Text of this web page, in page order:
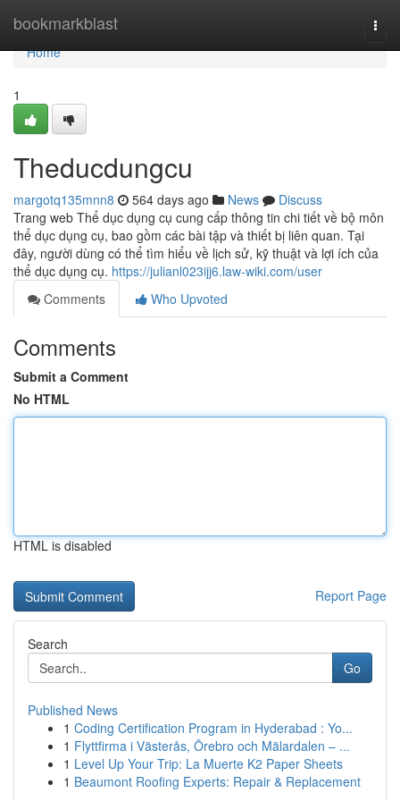
bookmarkblast
Home
Home
1
Theducdungcu
margotq135mnn8 564 days ago News
Discuss
Trang web Thể dục dụng cụ cung cấp thông tin chi tiết về bộ môn
thể dục dụng cụ, bao gồm các bài tập và thiết bị liên quan. Tại
đây, người dùng có thể tìm hiểu về lịch sử, kỹ thuật và lợi ích của
thể dục dụng cụ. https://julianl023ijj6.law-wiki.com/user
Comments
Who Upvoted
Comments
Submit a Comment
No HTML
HTML is disabled
Report Page
Search
Go
Published News
1 Coding Certification Program in Hyderabad : Yo...
1 Flyttfirma i Västerås, Örebro och Mälardalen – ...
1 Level Up Your Trip: La Muerte K2 Paper Sheets
1 Beaumont Roofing Experts: Repair & Replacement